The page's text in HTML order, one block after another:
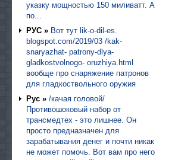
указку мощностью 150 миливатт. А
по...
РУС » Вот тут lik-o-dil-es.
blogspot.com/2019/03 /kak-
snaryazhat- patrony-dlya-
gladkostvolnogo- oruzhiya.html
вообще про снаряжение патронов
для гладкоствольного оружия
Рус » /качая головой/
Противошоковый набор от
трансмедтех - это лишнее. Он
просто предназначен для
зарабатывания денег и почти никак
не может помочь. Вот вам про него